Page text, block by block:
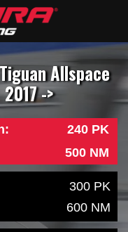
Allspace
2017 ->
240 PK
500 NM
300 PK
600 NM